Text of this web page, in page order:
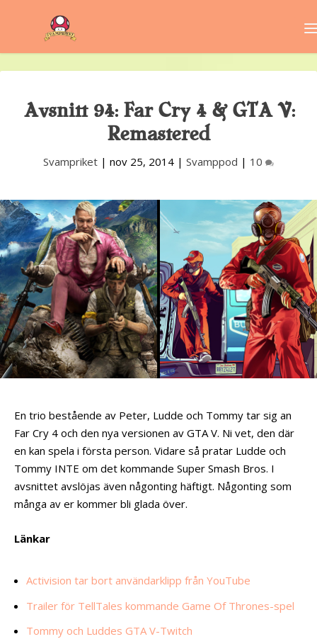
Avsnitt 94: Far Cry 4 & GTA V:
Remastered
Svampriket | nov 25, 2014 | Svamppod | 10
En trio bestående av Peter, Ludde och Tommy tar sig an
Far Cry 4 och den nya versionen av GTA V. Ni vet, den där
en kan spela i första person. Vidare så pratar Ludde och
Tommy INTE om det kommande Super Smash Bros. I
avsnittet avslöjas även någonting häftigt. Någonting som
många av er kommer bli glada över.
Länkar
Activision tar bort användarklipp från YouTube
Trailer för TellTales kommande Game Of Thrones-spel
Tommy och Luddes GTA V-Twitch